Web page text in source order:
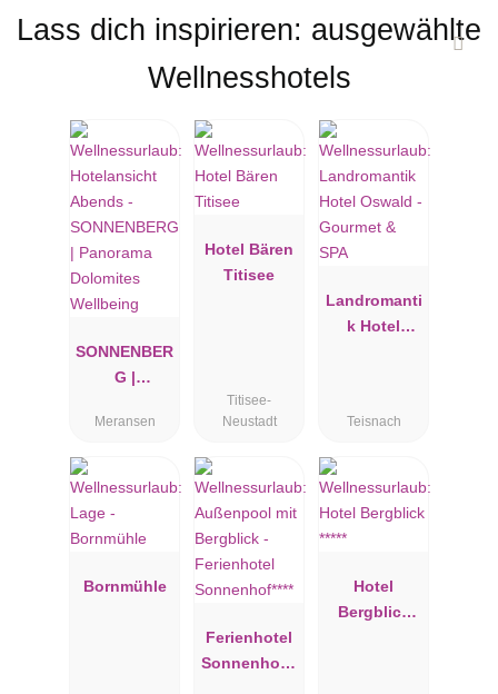
Lass dich inspirieren: ausgewählte
Wellnesshotels
SONNENBER
G |
Dolomites
Meransen
Hotel Bären
Titisee
Titisee-
Neustadt
Landromanti
k Hotel
Teisnach
Bornmühle
Ferienhotel
Sonnenhof**
Hotel
Bergblick